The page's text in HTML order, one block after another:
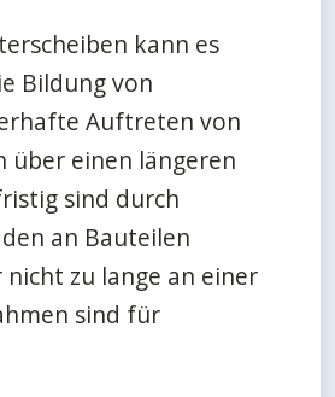
kann es
Bildung von
Auftreten von
über einen längeren
sind durch
an Bauteilen
nicht zu lange an einer
sind für